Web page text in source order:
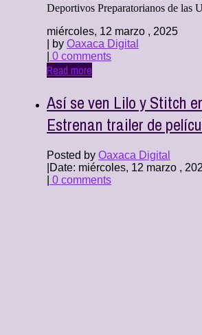
Deportivos Preparatorianos de las
miércoles, 12 marzo , 2025
| by Oaxaca Digital
0 comments
Read more
Así se ven Lilo y Stitch
Estrenan trailer de
Posted by Oaxaca Digital
Date: miércoles, 12 marzo ,
0 comments